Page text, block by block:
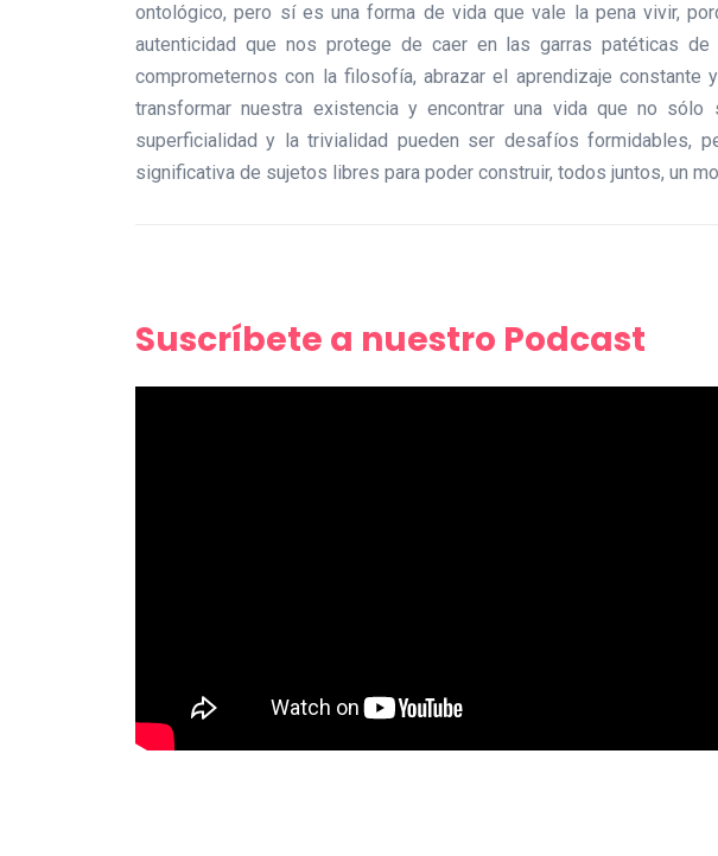
ontológico, pero sí es una forma de vida que vale la pena vivir,
autenticidad que nos protege de caer en las garras patéticas
comprometernos con la filosofía, abrazar el aprendizaje
transformar nuestra existencia y encontrar una vida que no
superficialidad y la trivialidad pueden ser desafíos formidables,
significativa de sujetos libres para poder construir, todos juntos, un
Suscríbete a nuestro Podcast